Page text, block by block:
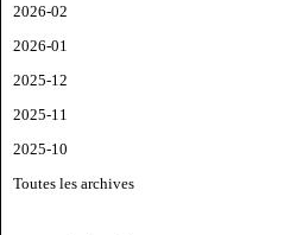
2026-02
2026-01
2025-12
2025-11
2025-10
Toutes les archives